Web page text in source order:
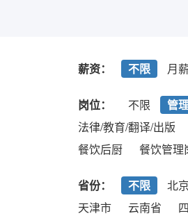
薪资： 不限 月
岗位： 不限 管
法律/教育/翻译/出版
餐饮后厨
餐饮管理
省份： 不限 北
天津市
云南省